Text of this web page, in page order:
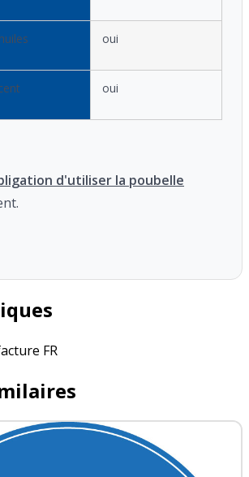
oui
oui
d'utiliser la poubelle
FR